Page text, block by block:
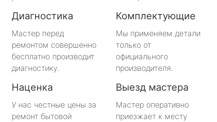
Диагностика
Мастер перед
ремонтом совершенно
бесплатно производит
диагностику.
Комплектующие
Мы применяем детали
только от
официального
производителя.
Наценка
У нас честные цены за
ремонт бытовой
Выезд мастера
Мастер оперативно
приезжает к месту